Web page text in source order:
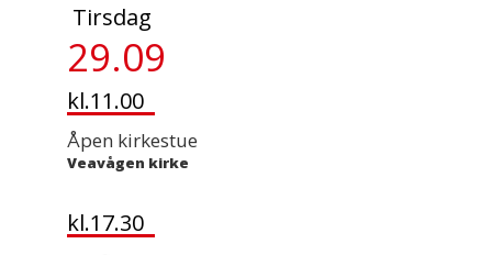
Tirsdag
29.09
kl.11.00
Åpen kirkestue
Veavågen kirke
kl.17.30